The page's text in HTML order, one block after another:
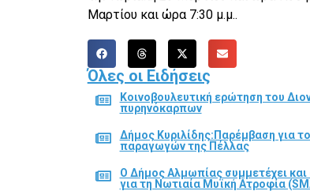
Μαρτίου και ώρα 7:30 μ.μ..
Όλες οι Ειδήσεις
Κοινοβουλευτική ερώτηση του
πυρηνόκαρπων
Δήμος Κυριλίδης:Παρέμβαση για
παραγωγών της Πέλλας
Ο Δήμος Αλμωπίας συμμετέχει
για τη Νωτιαία Μυϊκή Ατροφία